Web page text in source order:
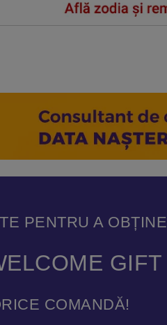
PENTRU A OBȚINE
GIFT
COMANDĂ!